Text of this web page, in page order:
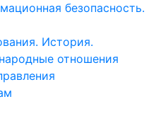
безопасность.
История.
отношения